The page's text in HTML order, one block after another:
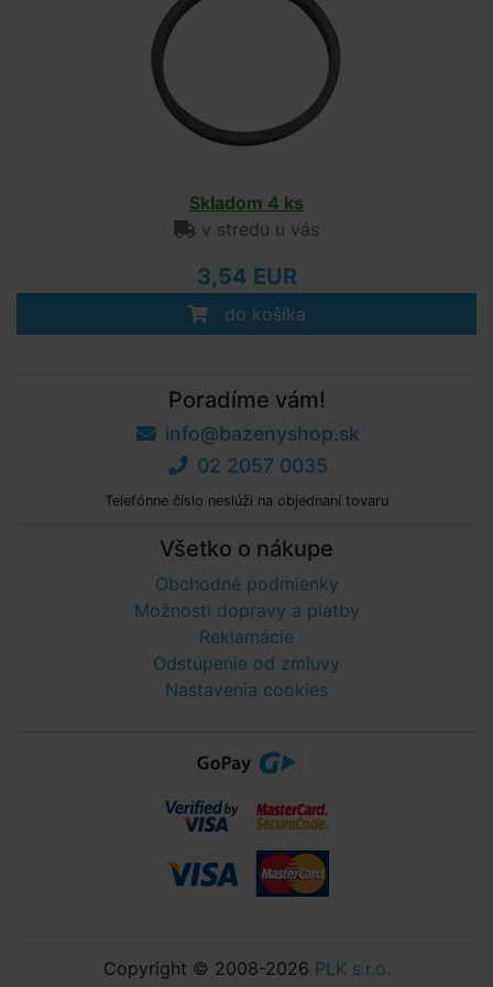
Skladom 4 ks
v stredu u vás
3,54 EUR
do košíka
Poradíme vám!
info@bazenyshop.sk
02 2057 0035
Telefónne číslo neslúži na objednaní tovaru
Všetko o nákupe
Obchodné podmienky
Možnosti dopravy a platby
Reklamácie
Odstúpenie od zmluvy
Nastavenia cookies
Copyright © 2008-2026 PLK s.r.o.